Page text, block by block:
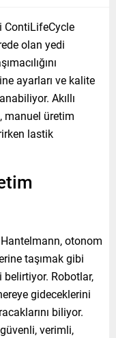
ContiLifeCycle
olan yedi
ayarları ve kalite
Akıllı
manuel üretim
lastik
otonom
taşımak gibi
Robotlar,
gideceklerini
biliyor.
verimli,